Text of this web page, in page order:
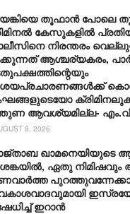
തൂഫാൻ പോലെ
കേസുകളിൽ
നിരന്തരം
ആശ്ചര്യകരം,
ആവശ്യമില്ല-
8, 2026
ഖാമനെയിയുടെ
ഏതു നിമിഷവും
ഇറാൻ